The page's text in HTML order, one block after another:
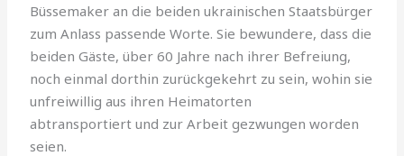
Büssemaker an die beiden ukrainischen Staatsbürger
zum Anlass passende Worte. Sie bewundere, dass die
beiden Gäste, über 60 Jahre nach ihrer Befreiung,
noch einmal dort­hin zurückgekehrt zu sein, wohin sie
unfreiwillig aus ihren Heimatorten
abtransportiert und zur Arbeit gezwungen worden
seien.